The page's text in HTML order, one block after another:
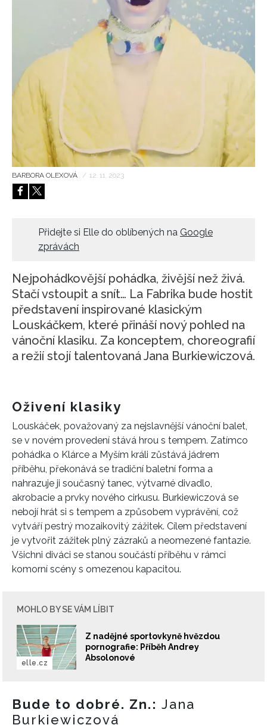
BARBORA OLEXOVÁ / 12. 11. 2023
Přidejte si Elle do oblíbených na Google
zprávách
Nejpohádkovější pohádka, živější než živá.
Stačí vstoupit a snít… La Fabrika bude hostit
představení inspirované klasickým
Louskáčkem, které přináší nový pohled na
vánoční klasiku. Za konceptem, choreografií
a režií stojí talentovaná Jana Burkiewiczová.
Oživení klasiky
Louskáček, považovaný za nejslavnější vánoční balet,
se v novém provedení stává hrou s tempem. Zatímco
pohádka o Klárce a Myším králi zůstává jádrem
příběhu, překonává se tradiční baletní forma a
nahrazuje ji současný tanec, výtvarné divadlo,
akrobacie a prvky nového cirkusu. Burkiewiczová se
nebojí hrát si s tempem a způsobem vyprávění, což
vytváří pestrý mozaikovitý zážitek. Cílem představení
je vytvořit zážitek plný zázraků a neomezené fantazie.
Všichni diváci se stanou součástí příběhu v rámci
komorní scény s omezenou kapacitou.
MOHLO BY SE VÁM LÍBIT
Z nadějné sportovkyně hvězdou
pornografie: Příběh Andrey
Absolonové
elle.cz
Bude to dobré. Zn.: Jana
Burkiewiczová